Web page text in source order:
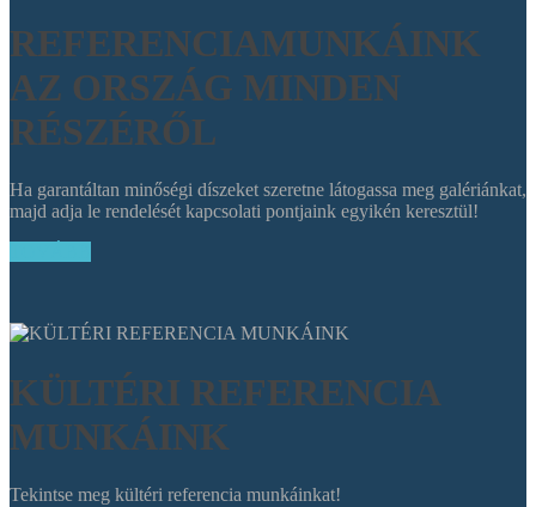
REFERENCIAMUNKÁINK
AZ ORSZÁG MINDEN
RÉSZÉRŐL
Ha garantáltan minőségi díszeket szeretne látogassa meg galériánkat,
majd adja le rendelését kapcsolati pontjaink egyikén keresztül!
KÜLTÉRI REFERENCIA
MUNKÁINK
Tekintse meg kültéri referencia munkáinkat!